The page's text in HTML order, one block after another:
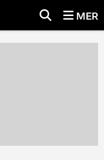
MER